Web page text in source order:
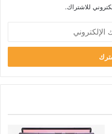
للاشتراك.